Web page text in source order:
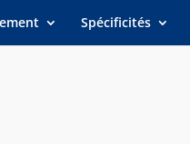
Spécificités